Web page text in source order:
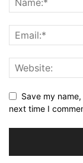
Save my
next time I